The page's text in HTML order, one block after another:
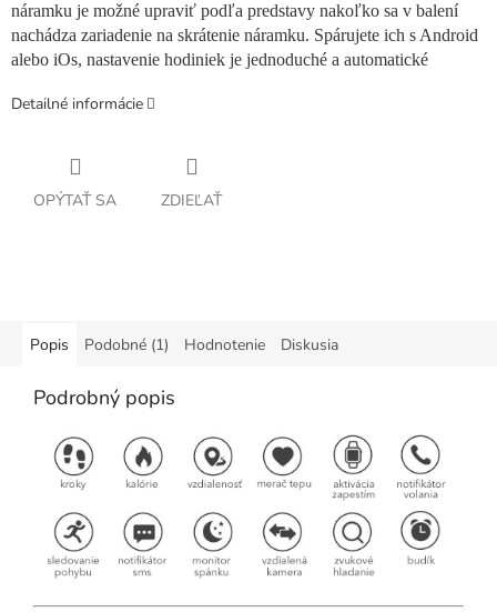
náramku je možné upraviť podľa predstavy nakoľko sa v balení
nachádza zariadenie na skrátenie náramku. Spárujete ich s Android
alebo iOs, nastavenie hodiniek je jednoduché a automatické
Detailné informácie
OPÝTAŤ SA ZDIEĽAŤ
Popis Podobné (1) Hodnotenie Diskusia
Podrobný popis